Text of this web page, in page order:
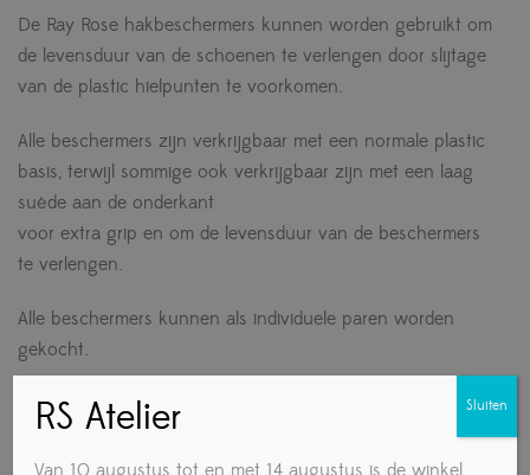
De Ray Rose hakbeschermers kunnen worden gebruikt om
de levensduur van de schoenen te verlengen door slijtage
van de plastic hielpunten te voorkomen.
Alle beschermers zijn verkrijgbaar met een normale plastic
basis, terwijl sommige ook verkrijgbaar zijn met een laag
suède aan de onderkant
voor extra grip en om de levensduur van de beschermers
te verlengen.
Alle beschermers kunnen als individuele paren worden
gekocht.
RS Atelier
Van 10 augustus tot en met 14 augustus is de winkel
Sluiten